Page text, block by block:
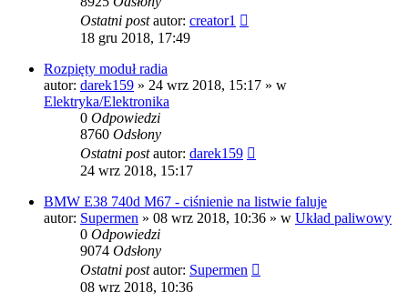
Ostatni postautor: creator1
18 gru 2018, 17:49
Rozpięty moduł radia
autor: darek159 » 24 wrz 2018, 15:17 » w
Elektryka/Elektronika
0 Odpowiedzi
8760 Odsłony
Ostatni postautor: darek159
24 wrz 2018, 15:17
BMW E38 740d M67 - ciśnienie na listwie faluje
autor: Supermen » 08 wrz 2018, 10:36 » w Układ paliwowy
0 Odpowiedzi
9074 Odsłony
Ostatni postautor: Supermen
08 wrz 2018, 10:36